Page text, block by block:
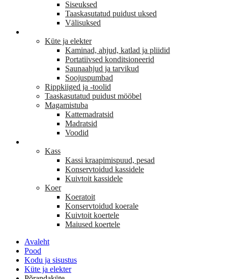
Siseuksed
Taaskasutatud puidust uksed
Välisuksed
Küte ja elekter
Kaminad, ahjud, katlad ja pliidid
Portatiivsed konditsioneerid
Saunaahjud ja tarvikud
Soojuspumbad
Rippkiiged ja -toolid
Taaskasutatud puidust mööbel
Magamistuba
Kattemadratsid
Madratsid
Voodid
Kass
Kassi kraapimispuud, pesad
Konservtoidud kassidele
Kuivtoit kassidele
Koer
Koeratoit
Konservtoidud koerale
Kuivtoit koertele
Maiused koertele
Avaleht
Pood
Kodu ja sisustus
Küte ja elekter